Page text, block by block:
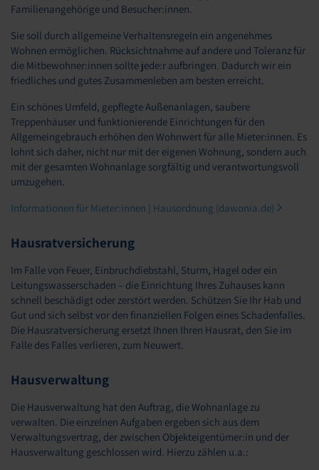
Familienangehörige und Besucher:innen.
Sie soll durch allgemeine Verhaltensregeln ein angenehmes
Wohnen ermöglichen. Rücksichtnahme auf andere und Toleranz für
die Mitbewohner:innen sollte jede:r aufbringen. Dadurch wir ein
friedliches und gutes Zusammenleben am besten erreicht.
Ein schönes Umfeld, gepflegte Außenanlagen, saubere
Treppenhäuser und funktionierende Einrichtungen für den
Allgemeingebrauch erhöhen den Wohnwert für alle Mieter:innen. Es
lohnt sich daher, nicht nur mit der eigenen Wohnung, sondern auch
mit der gesamten Wohnanlage sorgfältig und verantwortungsvoll
umzugehen.
Informationen für Mieter:innen | Hausordnung (dawonia.de)
Hausratversicherung
Im Falle von Feuer, Einbruchdiebstahl, Sturm, Hagel oder ein
Leitungswasserschaden – die Einrichtung Ihres Zuhauses kann
schnell beschädigt oder zerstört werden. Schützen Sie Ihr Hab und
Gut und sich selbst vor den finanziellen Folgen eines Schadenfalles.
Die Hausratversicherung ersetzt Ihnen Ihren Hausrat, den Sie im
Falle des Falles verlieren, zum Neuwert.
Hausverwaltung
Die Hausverwaltung hat den Auftrag, die Wohnanlage zu
verwalten. Die einzelnen Aufgaben ergeben sich aus dem
Verwaltungsvertrag, der zwischen Objekteigentümer:in und der
Hausverwaltung geschlossen wird. Hierzu zählen u.a.: